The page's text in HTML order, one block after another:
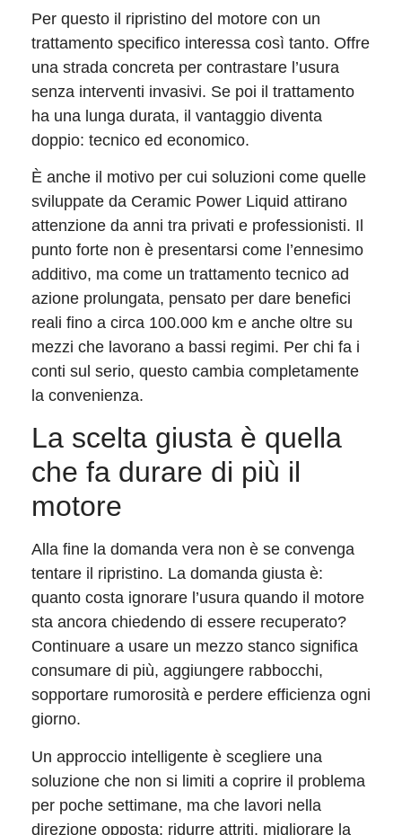
Per questo il ripristino del motore con un
trattamento specifico interessa così tanto. Offre
una strada concreta per contrastare l’usura
senza interventi invasivi. Se poi il trattamento
ha una lunga durata, il vantaggio diventa
doppio: tecnico ed economico.
È anche il motivo per cui soluzioni come quelle
sviluppate da Ceramic Power Liquid attirano
attenzione da anni tra privati e professionisti. Il
punto forte non è presentarsi come l’ennesimo
additivo, ma come un trattamento tecnico ad
azione prolungata, pensato per dare benefici
reali fino a circa 100.000 km e anche oltre su
mezzi che lavorano a bassi regimi. Per chi fa i
conti sul serio, questo cambia completamente
la convenienza.
La scelta giusta è quella
che fa durare di più il
motore
Alla fine la domanda vera non è se convenga
tentare il ripristino. La domanda giusta è:
quanto costa ignorare l’usura quando il motore
sta ancora chiedendo di essere recuperato?
Continuare a usare un mezzo stanco significa
consumare di più, aggiungere rabbocchi,
sopportare rumorosità e perdere efficienza ogni
giorno.
Un approccio intelligente è scegliere una
soluzione che non si limiti a coprire il problema
per poche settimane, ma che lavori nella
direzione opposta: ridurre attriti, migliorare la